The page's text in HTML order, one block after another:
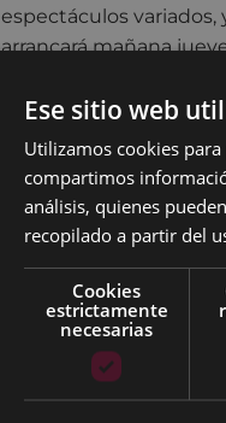
espectáculos variados,
arrancará mañana
Dantzaz Konpainia,
oportunidad para
La nueva edición trae
(Logela Multimedia);
Young (Dantzaz
Enperadorearen
Violeta); y Mendi
La nueva edición se
funciones tendrán
Educativo de la
Ese sitio web
Utilizamos cookies
compartimos
análisis, quienes
recopilado a partir del
Cookies
estrictamente
necesarias